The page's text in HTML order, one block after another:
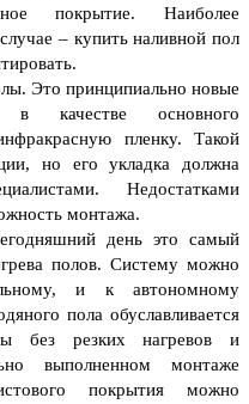
покрытие. Наиболее
– купить наливной пол
Это принципиально новые
в качестве основного
пленку. Такой
но его укладка должна
Недостатками
монтажа.
день это самый
полов. Систему можно
и к автономному
пола обуславливается
без резких нагревов и
выполненном монтаже
покрытия можно